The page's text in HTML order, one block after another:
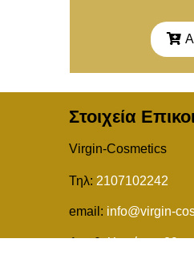
Στοιχεία
Virgin-Cosmetics
Τηλ: 2107102242
email: info@virgin-
Διευθ:Χειμάρας 29